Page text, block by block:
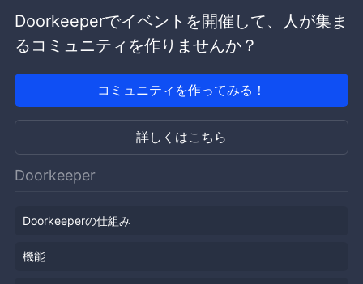
Doorkeeperでイベントを開催して、人が集ま
るコミュニティを作りませんか？
コミュニティを作ってみる！
詳しくはこちら
Doorkeeper
Doorkeeperの仕組み
機能